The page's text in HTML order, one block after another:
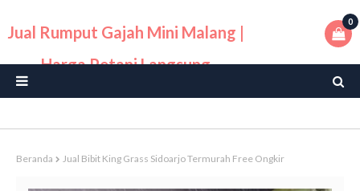
Jual Rumput Gajah Mini Malang |
Harga Petani Langsung
0
Beranda Jual Bibit King Grass Sidoarjo Termurah Free Ongkir